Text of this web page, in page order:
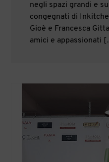
negli spazi grandi e
congegnati di
Gioè e Francesca
amici e appassionati